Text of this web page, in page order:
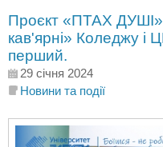
Проєкт «ПТАХ ДУШІ»
кав'ярні» Коледжу і
перший.
29 січня 2024
Новини та події